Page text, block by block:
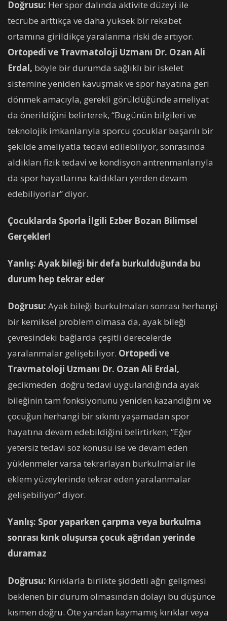
Doğrusu: Her spor dalında aktivite düzeyi ile
tecrübe arttıkça ve daha yüksek bir rekabet
ortamına girildikçe yaralanma riski de artıyor.
Ortopedi ve Travmatoloji Uzmanı Dr. Ozan Ali
Erdal, böyle bir durumda sağlıklı bir iskelet
sistemine yeniden kavuşmak ve spor hayatına geri
dönmek amacıyla, gerekli görüldüğünde ameliyat
da önerildiğini belirterek, “Bugünün bilgileri ve
teknolojik imkanlarıyla sporcu çocuklar başarılı bir
şekilde ameliyatla tedavi edilebiliyor, sonrasında
aldıkları fizik tedavi ve kondisyon antrenmanlarıyla
da spor hayatlarına kaldıkları yerden devam
edebiliyorlar” diyor.
Çocuklarda Sporla İlgili Ezber Bozan Bilimsel
Gerçekler!
Yanlış: Ayak bileği bir defa burkulduğunda bu
durum hep tekrar eder
Doğrusu: Ayak bileği burkulmaları sonrası herhangi
bir kemiksel problem olmasa da, ayak bileği
çevresindeki bağlarda çeşitli derecelerde
yaralanmalar gelişebiliyor. Ortopedi ve
Travmatoloji Uzmanı Dr. Ozan Ali Erdal,
gecikmeden doğru tedavi uygulandığında ayak
bileğinin tam fonksiyonunu yeniden kazandığını ve
çocuğun herhangi bir sıkıntı yaşamadan spor
hayatına devam edebildiğini belirtirken; “Eğer
yetersiz tedavi söz konusu ise ve devam eden
yüklenmeler varsa tekrarlayan burkulmalar ile
eklem yüzeylerinde tekrar eden yaralanmalar
gelişebiliyor” diyor.
Yanlış: Spor yaparken çarpma veya burkulma
sonrası kırık oluşursa çocuk ağrıdan yerinde
duramaz
Doğrusu: Kırıklarla birlikte şiddetli ağrı gelişmesi
beklenen bir durum olmasından dolayı bu düşünce
kısmen doğru. Öte yandan kaymamış kırıklar veya